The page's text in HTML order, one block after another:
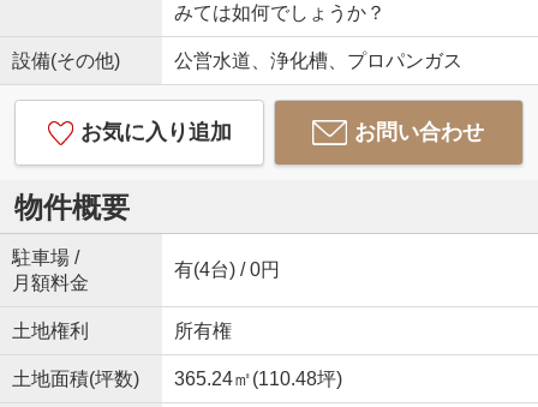
みては如何でしょうか？
設備(その他) 公営水道、浄化槽、プロパンガス
お気に入り追加 お問い合わせ
物件概要
駐車場 /
月額料金
有(4台) / 0円
土地権利 所有権
土地面積(坪数) 365.24㎡(110.48坪)